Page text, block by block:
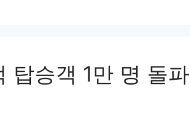
탑승객 1만 명 돌파